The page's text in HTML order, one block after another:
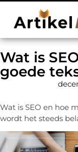
Wat is
goede
Wat is SEO en hoe
wordt het steeds